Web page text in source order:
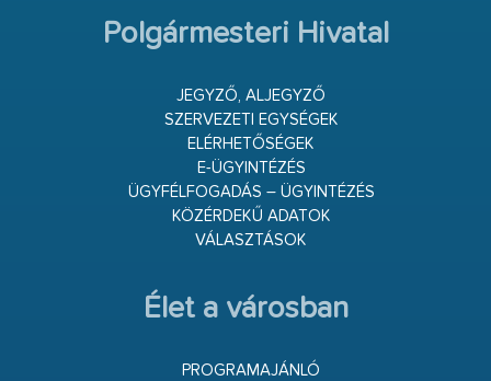
Polgármesteri Hivatal
JEGYZŐ, ALJEGYZŐ
SZERVEZETI EGYSÉGEK
ELÉRHETŐSÉGEK
E-ÜGYINTÉZÉS
ÜGYFÉLFOGADÁS – ÜGYINTÉZÉS
KÖZÉRDEKŰ ADATOK
VÁLASZTÁSOK
Élet a városban
PROGRAMAJÁNLÓ